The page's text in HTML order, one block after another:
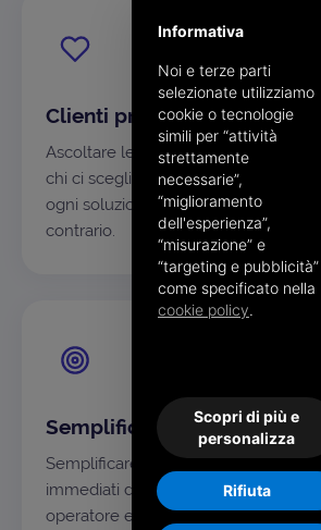
Clienti prima di tutto
Ascoltare le esigenze e capire i
chi ci sceglie è il nostro punto di
ogni soluzione si adatta al singolo
contrario.
Semplificare, sempre
Semplificare è la nostra ossessione
immediati da usare, alla portata di
operatore e sostenibili anche su
Informativa
Noi e terze parti
selezionate utilizziamo
cookie o tecnologie
simili per “attività
strettamente
necessarie”,
“miglioramento
dell'esperienza”,
“misurazione” e
“targeting e pubblicità”
come specificato nella
cookie policy.
Scopri di più e
personalizza
Rifiuta